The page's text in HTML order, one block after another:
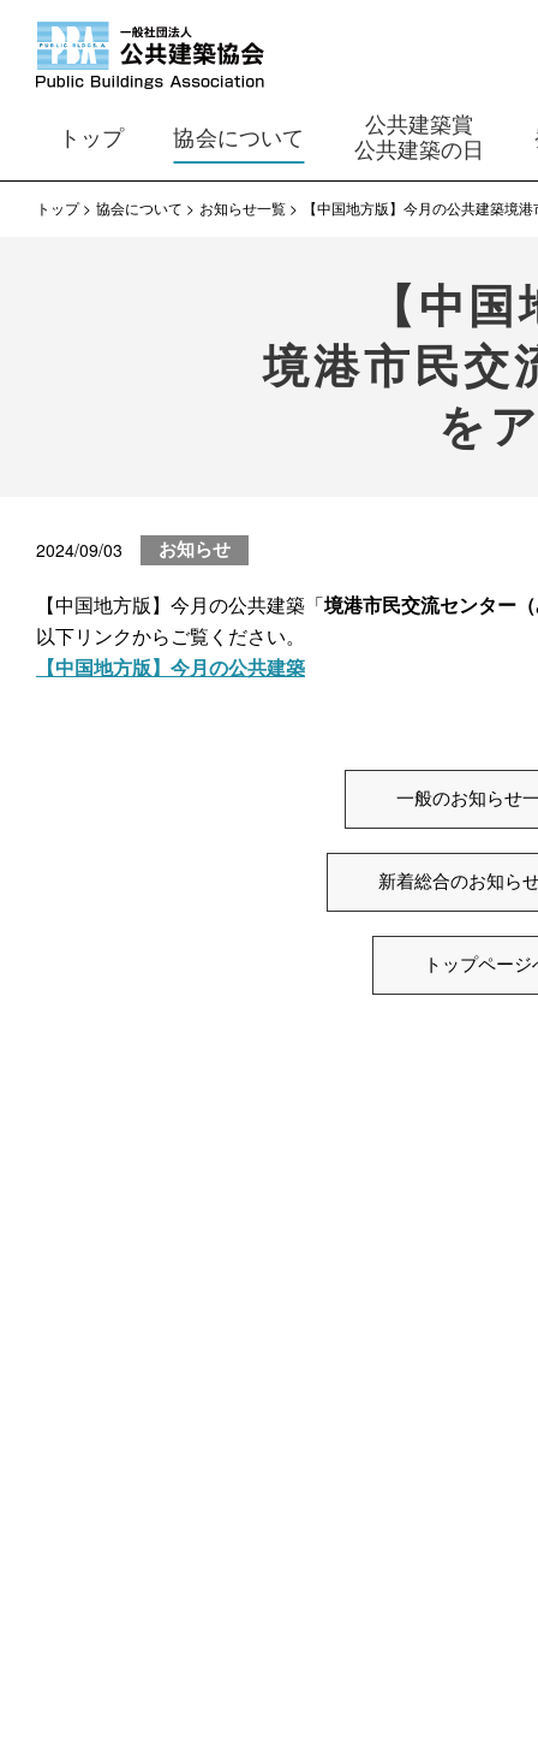
トップ 協会について
公共建築賞
公共建築の日
トップ 協会について お知らせ一覧 【中国地方版】今月の公共建築境
【中
境港市民交
を
2024/09/03 お知らせ
【中国地方版】今月の公共建築「境港市民交流センター
以下リンクからご覧ください。
【中国地方版】今月の公共建築
一般のお知らせ
新着総合のお知ら
トップページ